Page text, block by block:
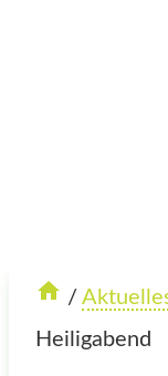
/
Heiligabend